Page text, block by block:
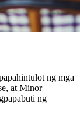
ng mga
at Minor
ng